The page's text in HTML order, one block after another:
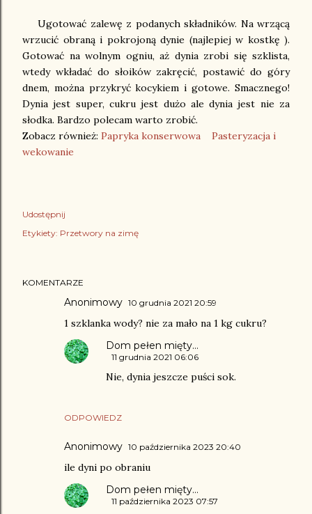
Ugotować zalewę z podanych składników. Na wrzącą
wrzucić obraną i pokrojoną dynie (najlepiej w kostkę ).
Gotować na wolnym ogniu, aż dynia zrobi się szklista,
wtedy wkładać do słoików zakręcić, postawić do góry
dnem, można przykryć kocykiem i gotowe. Smacznego!
Dynia jest super, cukru jest dużo ale dynia jest nie za
słodka. Bardzo polecam warto zrobić.
Zobacz również: Papryka konserwowa
Pasteryzacja i
wekowanie
Udostępnij
Etykiety: Przetwory na zimę
KOMENTARZE
Anonimowy 10 grudnia 2021 20:59
1 szklanka wody? nie za mało na 1 kg cukru?
ODPOWIEDZ
Dom pełen mięty...
11 grudnia 2021 06:06
Nie, dynia jeszcze puści sok.
Anonimowy 10 października 2023 20:40
ile dyni po obraniu
Dom pełen mięty...
11 października 2023 07:57